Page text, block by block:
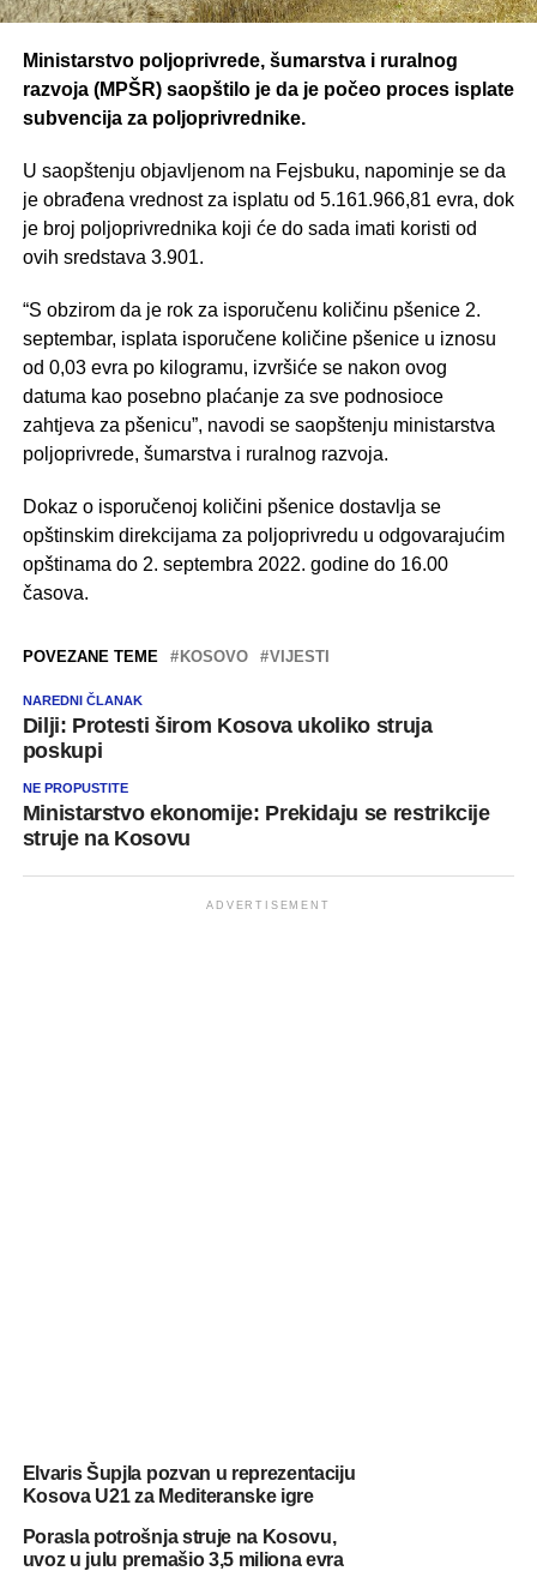
Ministarstvo poljoprivrede, šumarstva i ruralnog
razvoja (MPŠR) saopštilo je da je počeo proces isplate
subvencija za poljoprivrednike.
U saopštenju objavljenom na Fejsbuku, napominje se da
je obrađena vrednost za isplatu od 5.161.966,81 evra, dok
je broj poljoprivrednika koji će do sada imati koristi od
ovih sredstava 3.901.
“S obzirom da je rok za isporučenu količinu pšenice 2.
septembar, isplata isporučene količine pšenice u iznosu
od 0,03 evra po kilogramu, izvršiće se nakon ovog
datuma kao posebno plaćanje za sve podnosioce
zahtjeva za pšenicu”, navodi se saopštenju ministarstva
poljoprivrede, šumarstva i ruralnog razvoja.
Dokaz o isporučenoj količini pšenice dostavlja se
opštinskim direkcijama za poljoprivredu u odgovarajućim
opštinama do 2. septembra 2022. godine do 16.00
časova.
POVEZANE TEME KOSOVO VIJESTI
NAREDNI ČLANAK
Dilji: Protesti širom Kosova ukoliko struja
poskupi
NE PROPUSTITE
Ministarstvo ekonomije: Prekidaju se restrikcije
struje na Kosovu
ADVERTISEMENT
Elvaris Šupjla pozvan u reprezentaciju
Kosova U21 za Mediteranske igre
Porasla potrošnja struje na Kosovu,
uvoz u julu premašio 3,5 miliona evra